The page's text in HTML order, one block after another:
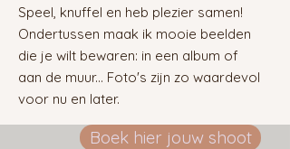
Speel, knuffel en heb plezier samen!
Ondertussen maak ik mooie beelden
die je wilt bewaren: in een album of
aan de muur... Foto's zijn zo waardevol
voor nu en later.
Boek hier jouw shoot